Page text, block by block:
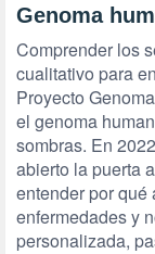
Genoma
Comprender los
cualitativo para
Proyecto
el genoma
sombras. En
abierto la puerta
entender por
enfermedades y
personalizada,